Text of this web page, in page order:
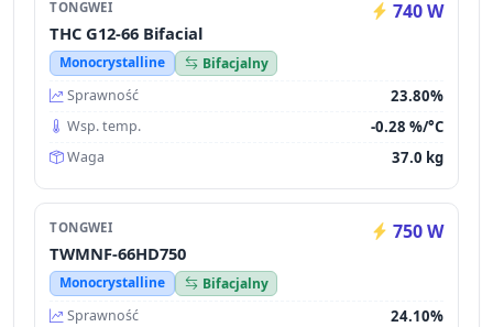
TONGWEI 740 W
THC G12-66 Bifacial
Monocrystalline
Bifacjalny
Sprawność
23.80%
Wsp. temp. -0.28 %/°C
Waga 37.0 kg
TONGWEI 750 W
TWMNF-66HD750
Monocrystalline
Bifacjalny
Sprawność
24.10%